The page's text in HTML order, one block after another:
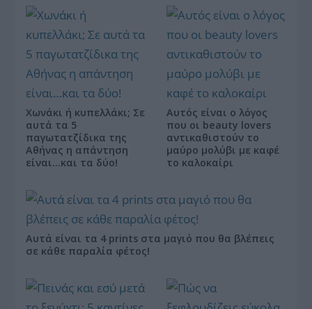
Χωνάκι ή κυπελλάκι; Σε
αυτά τα 5
παγωτατζίδικα της
Αθήνας η απάντηση
είναι…και τα δύο!
Αυτός είναι ο λόγος
που οι beauty lovers
αντικαθιστούν το
μαύρο μολύβι με καφέ
το καλοκαίρι
Αυτά είναι τα 4 prints στα μαγιό που θα βλέπεις
σε κάθε παραλία φέτος!